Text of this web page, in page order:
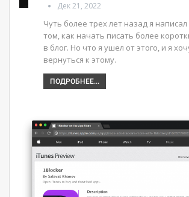
Дек 21, 2022
Чуть более трех лет назад я написал
том, как начать писать более
в блог. Но что я ушел от этого, и я
вернуться к этому.
ПОДРОБНЕЕ...